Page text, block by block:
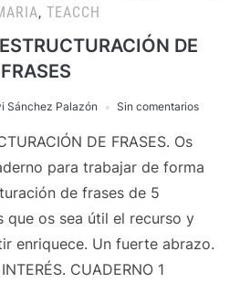
, TEACCH
DE
FRASES
Sánchez Palazón Sin comentarios
DE FRASES. Os
para trabajar de forma
de frases de 5
que os sea útil el recurso y
enriquece. Un fuerte abrazo.
CUADERNO 1